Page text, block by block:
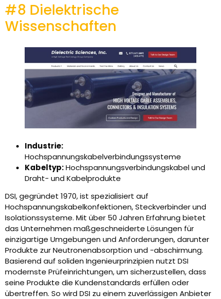
#8 Dielektrische
Wissenschaften
Industrie:
Hochspannungskabelverbindungssysteme
Kabeltyp:Hochspannungsverbindungskabel und
Draht- und Kabelprodukte
DSI, gegründet 1970, ist spezialisiert auf
Hochspannungskabelkonfektionen, Steckverbinder und
Isolationssysteme. Mit über 50 Jahren Erfahrung bietet
das Unternehmen maßgeschneiderte Lösungen für
einzigartige Umgebungen und Anforderungen, darunter
Produkte zur Neutronenabsorption und -abschirmung.
Basierend auf soliden Ingenieurprinzipien nutzt DSI
modernste Prüfeinrichtungen, um sicherzustellen, dass
seine Produkte die Kundenstandards erfüllen oder
übertreffen. So wird DSI zu einem zuverlässigen Anbieter